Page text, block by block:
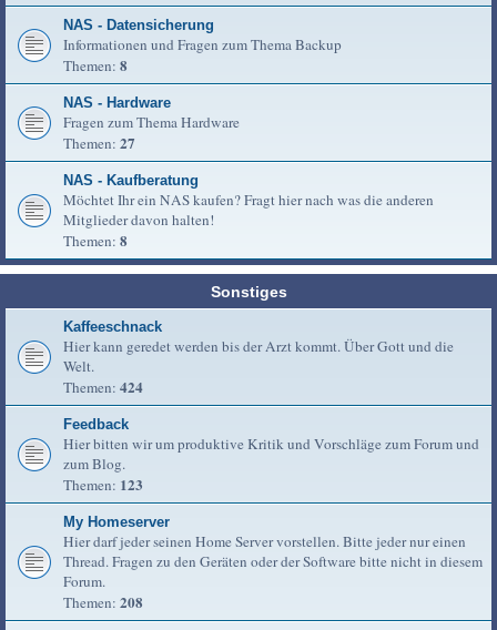
NAS - Datensicherung
Informationen und Fragen zum Thema Backup
Themen: 8
NAS - Hardware
Fragen zum Thema Hardware
Themen: 27
NAS - Kaufberatung
Möchtet Ihr ein NAS kaufen? Fragt hier nach was die anderen
Mitglieder davon halten!
Themen: 8
Sonstiges
Kaffeeschnack
Hier kann geredet werden bis der Arzt kommt. Über Gott und die
Welt.
Themen: 424
Feedback
Hier bitten wir um produktive Kritik und Vorschläge zum Forum und
zum Blog.
Themen: 123
My Homeserver
Hier darf jeder seinen Home Server vorstellen. Bitte jeder nur einen
Thread. Fragen zu den Geräten oder der Software bitte nicht in diesem
Forum.
Themen: 208